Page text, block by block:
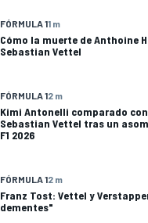
FÓRMULA 11 m
Cómo la muerte de Anthoine
Sebastian Vettel
FÓRMULA 12 m
Kimi Antonelli comparado
Sebastian Vettel tras un
F1 2026
FÓRMULA 12 m
Franz Tost: Vettel y
dementes"